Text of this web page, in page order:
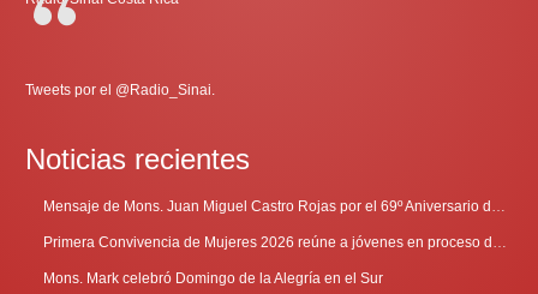
Tweets por el @Radio_Sinai.
Noticias recientes
Mensaje de Mons. Juan Miguel Castro Rojas por el 69º Aniversario de Radio Sinaí
Primera Convivencia de Mujeres 2026 reúne a jóvenes en proceso de discernimiento vocacional
Mons. Mark celebró Domingo de la Alegría en el Sur